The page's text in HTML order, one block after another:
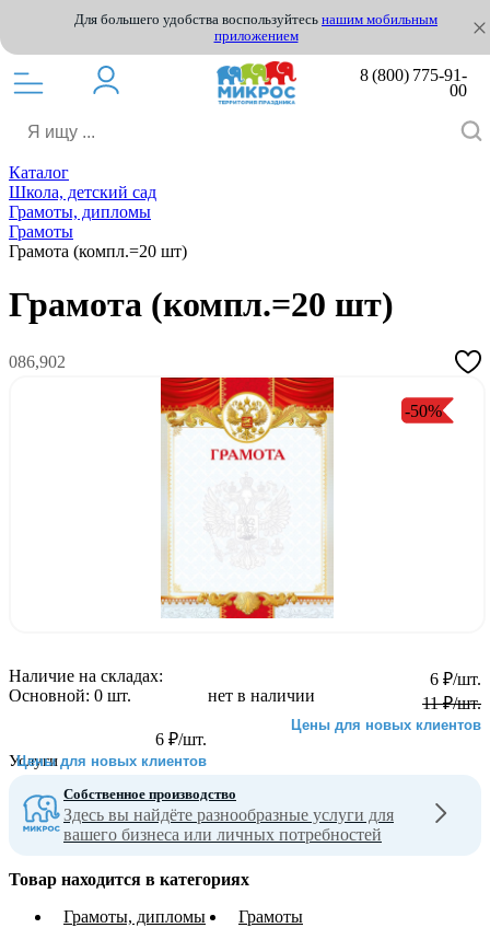
Для большего удобства воспользуйтесь нашим мобильным
приложением
8 (800) 775-91-
00
Каталог
Школа, детский сад
Грамоты, дипломы
Грамоты
Грамота (компл.=20 шт)
Грамота (компл.=20 шт)
086,902
-50%
6 ₽/шт.
11₽/шт.
Цены для новых клиентов
нет в наличии
6 ₽/шт.
Цены для новых клиентов
Наличие на складах:
Основной: 0 шт.
Услуги
Собственное производство
Здесь вы найдёте разнообразные услуги для
вашего бизнеса или личных потребностей
Товар находится в категориях
Грамоты, дипломы
Грамоты